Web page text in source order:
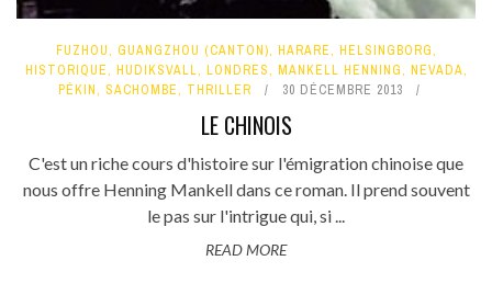
FUZHOU, GUANGZHOU (CANTON), HARARE, HELSINGBORG,
HISTORIQUE, HUDIKSVALL, LONDRES, MANKELL HENNING, NEVADA,
PÉKIN, SACHOMBE, THRILLER 30 DÉCEMBRE 2013
LE CHINOIS
C'est un riche cours d'histoire sur l'émigration chinoise que
nous offre Henning Mankell dans ce roman. Il prend souvent
le pas sur l'intrigue qui, si ...
READ MORE